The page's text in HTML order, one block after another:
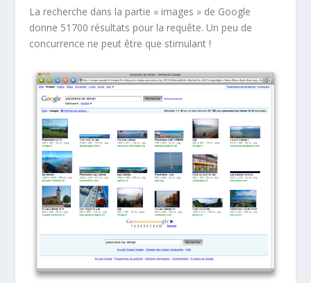
La recherche dans la partie « images » de Google
donne 51700 résultats pour la requête. Un peu de
concurrence ne peut être que stimulant !